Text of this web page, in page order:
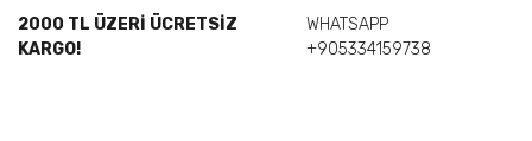
2000 TL ÜZERİ ÜCRETSİZ
KARGO!
WHATSAPP
+905334159738